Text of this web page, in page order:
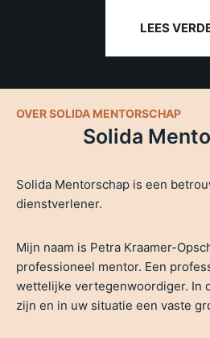
LEES
OVER SOLIDA MENTORSCHAP
Solida
Solida Mentorschap is een
dienstverlener.
Mijn naam is Petra Kraamer-
professioneel mentor. Een
wettelijke vertegenwoordiger. In
zijn en in uw situatie een vaste